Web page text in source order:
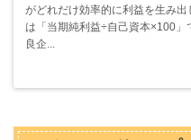
がどれだけ効率的に利益を生み
は「当期純利益÷自己資本×100
良企...